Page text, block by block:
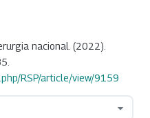
nacional. (2022).
RSP/article/view/9159